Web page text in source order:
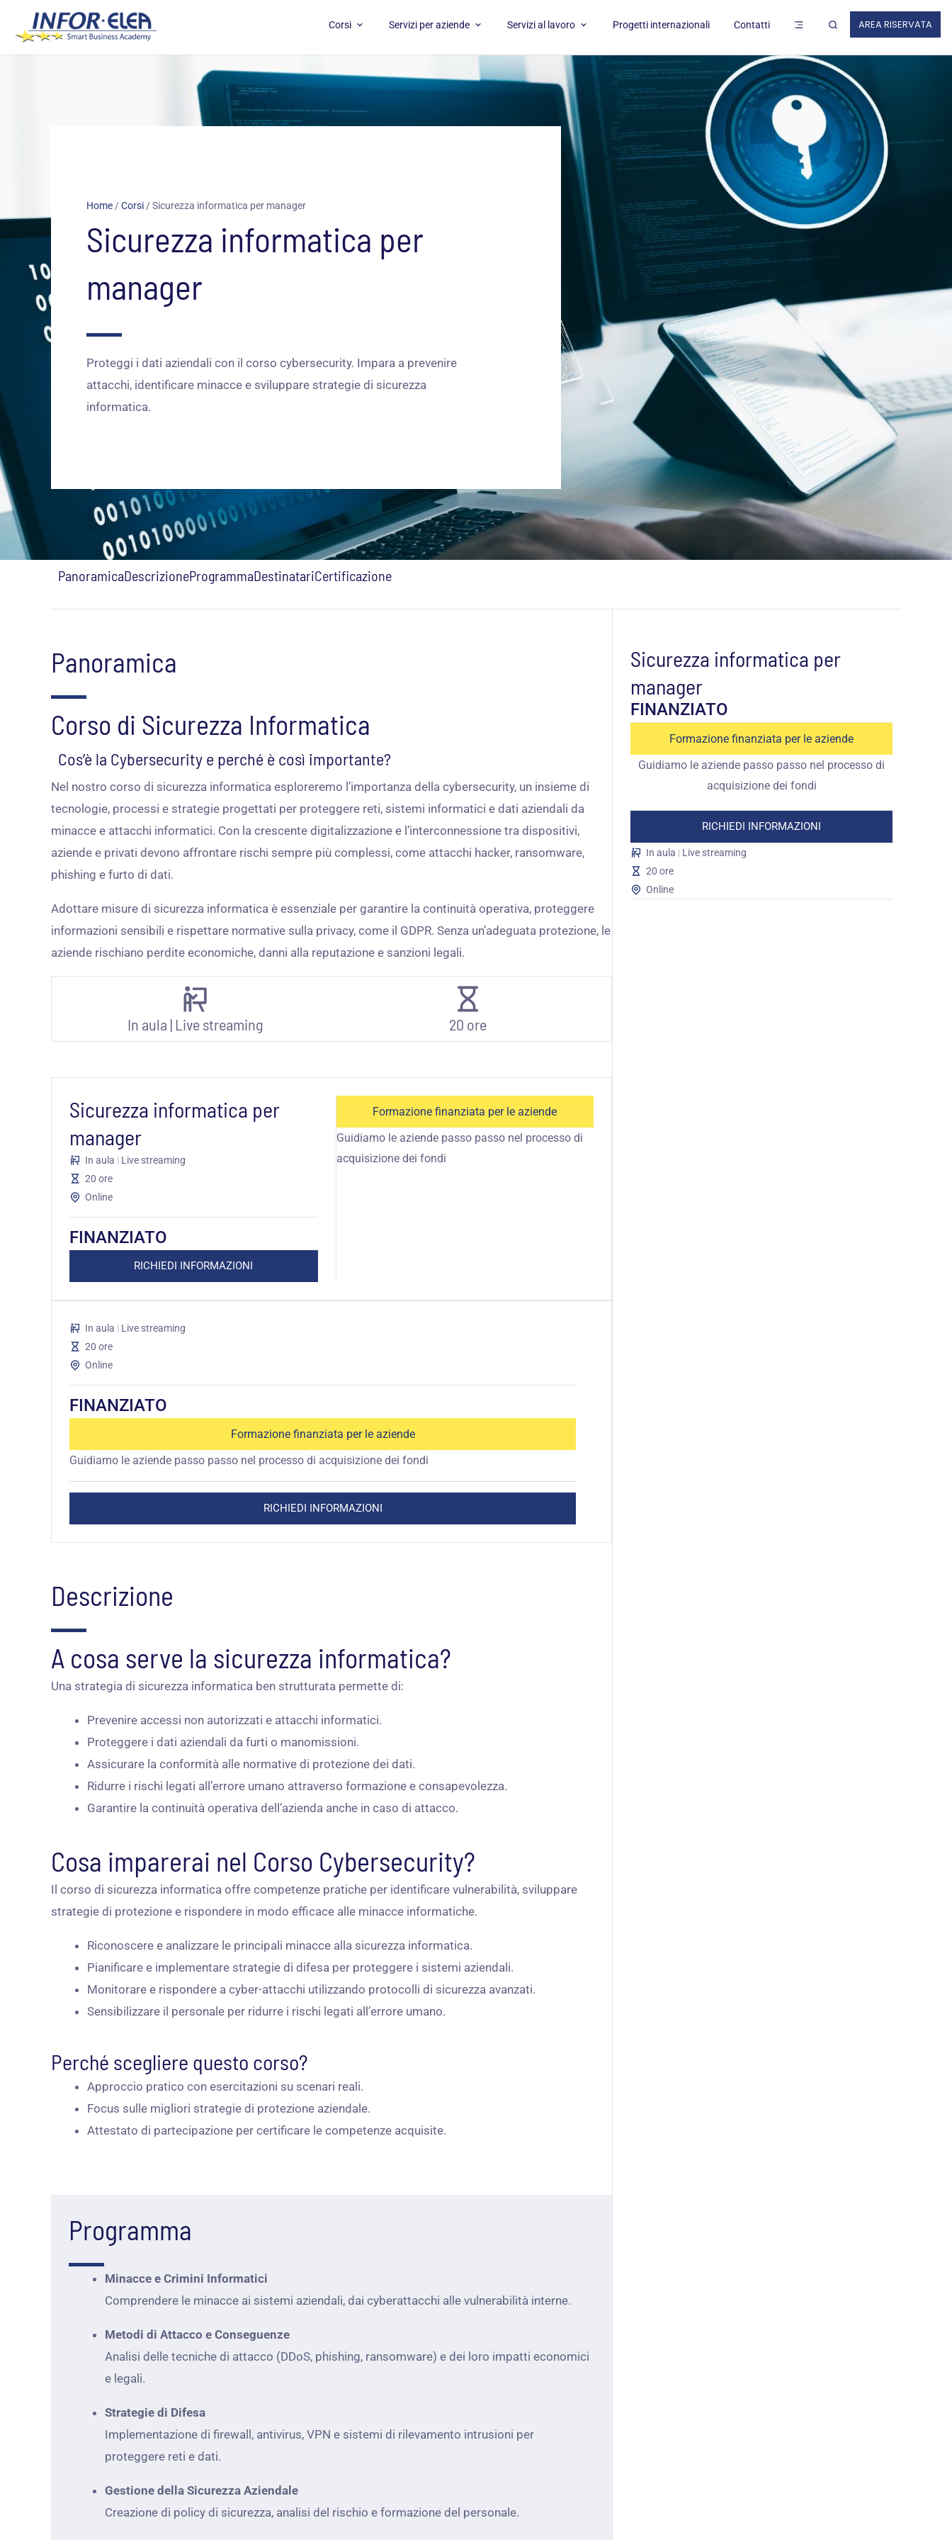
contenuto
AREA RISERVATA
Corsi APRI CORSIServizi per aziende APRI SERVIZI PER AZIENDE
Servizi al lavoro APRI SERVIZI AL LAVORO
Progetti internazionali Contatti
Home/Corsi/Sicurezza informatica per manager
Sicurezza informatica per
manager
Proteggi i dati aziendali con il corso cybersecurity. Impara a prevenire
attacchi, identificare minacce e sviluppare strategie di sicurezza
informatica.
PanoramicaDescrizioneProgrammaDestinatariCertificazione
Panoramica
Corso di Sicurezza Informatica
Cos’è la Cybersecurity e perché è così importante?
Nel nostro corso di sicurezza informatica esploreremo l’importanza della cybersecurity, un insieme di
tecnologie, processi e strategie progettati per proteggere reti, sistemi informatici e dati aziendali da
minacce e attacchi informatici. Con la crescente digitalizzazione e l’interconnessione tra dispositivi,
aziende e privati devono affrontare rischi sempre più complessi, come attacchi hacker, ransomware,
phishing e furto di dati.
Adottare misure di sicurezza informatica è essenziale per garantire la continuità operativa, proteggere
informazioni sensibili e rispettare normative sulla privacy, come il GDPR. Senza un’adeguata protezione, le
aziende rischiano perdite economiche, danni alla reputazione e sanzioni legali.
In aula |Live streaming 20 ore
Sicurezza informatica per
manager
In aula | Live streaming
20 ore
Online
FINANZIATO
RICHIEDI INFORMAZIONI
Formazione finanziata per le aziende
Guidiamo le aziende passo passo nel processo di
acquisizione dei fondi
In aula | Live streaming
20 ore
Online
FINANZIATO
Formazione finanziata per le aziende
Guidiamo le aziende passo passo nel processo di acquisizione dei fondi
RICHIEDI INFORMAZIONI
Descrizione
A cosa serve la sicurezza informatica?
Una strategia di sicurezza informatica ben strutturata permette di:
Prevenire accessi non autorizzati e attacchi informatici.
Proteggere i dati aziendali da furti o manomissioni.
Assicurare la conformità alle normative di protezione dei dati.
Ridurre i rischi legati all’errore umano attraverso formazione e consapevolezza.
Garantire la continuità operativa dell’azienda anche in caso di attacco.
Cosa imparerai nel Corso Cybersecurity?
Il corso di sicurezza informatica offre competenze pratiche per identificare vulnerabilità, sviluppare
strategie di protezione e rispondere in modo efficace alle minacce informatiche.
Riconoscere e analizzare le principali minacce alla sicurezza informatica.
Pianificare e implementare strategie di difesa per proteggere i sistemi aziendali.
Monitorare e rispondere a cyber-attacchi utilizzando protocolli di sicurezza avanzati.
Sensibilizzare il personale per ridurre i rischi legati all’errore umano.
Perché scegliere questo corso?
Approccio pratico con esercitazioni su scenari reali.
Focus sulle migliori strategie di protezione aziendale.
Attestato di partecipazione per certificare le competenze acquisite.
Programma
Minacce e Crimini Informatici
Comprendere le minacce ai sistemi aziendali, dai cyberattacchi alle vulnerabilità interne.
Metodi di Attacco e Conseguenze
Analisi delle tecniche di attacco (DDoS, phishing, ransomware) e dei loro impatti economici
e legali.
Strategie di Difesa
Implementazione di firewall, antivirus, VPN e sistemi di rilevamento intrusioni per
proteggere reti e dati.
Gestione della Sicurezza Aziendale
Creazione di policy di sicurezza, analisi del rischio e formazione del personale.
Sicurezza informatica per
manager
FINANZIATO
Formazione finanziata per le aziende
Guidiamo le aziende passo passo nel processo di
acquisizione dei fondi
RICHIEDI INFORMAZIONI
In aula | Live streaming
20 ore
Online